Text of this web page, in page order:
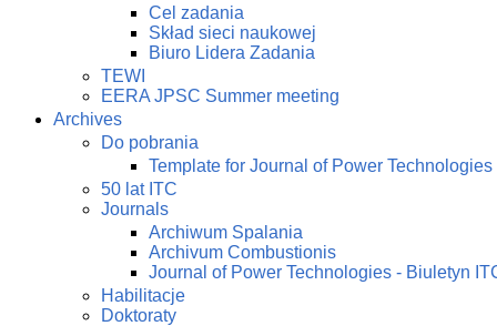
Cel zadania
Skład sieci naukowej
Biuro Lidera Zadania
TEWI
EERA JPSC Summer meeting
Archives
Do pobrania
Template for Journal of Power Technologies
50 lat ITC
Journals
Archiwum Spalania
Archivum Combustionis
Journal of Power Technologies - Biuletyn
Habilitacje
Doktoraty